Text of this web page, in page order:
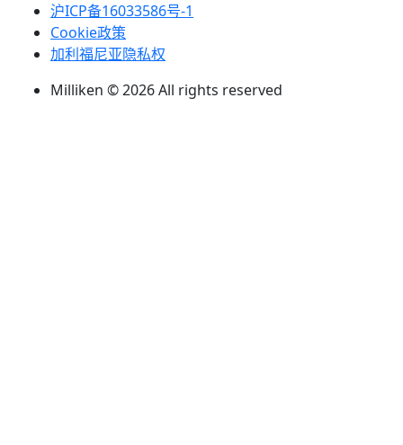
沪ICP备16033586号-1
Cookie政策
加利福尼亚隐私权
Milliken © 2026 All rights reserved